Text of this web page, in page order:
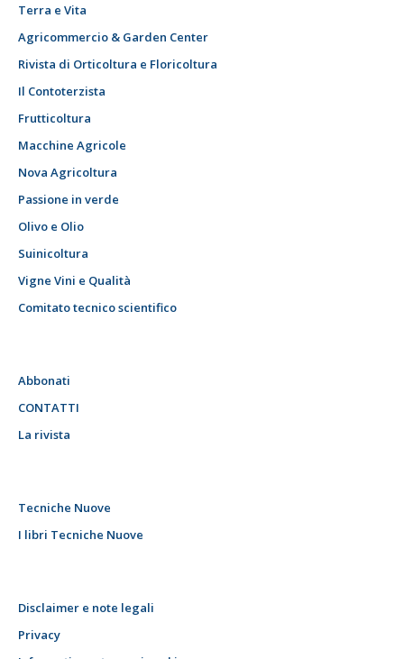
Terra e Vita
Agricommercio & Garden Center
Rivista di Orticoltura e Floricoltura
Il Contoterzista
Frutticoltura
Macchine Agricole
Nova Agricoltura
Passione in verde
Olivo e Olio
Suinicoltura
Vigne Vini e Qualità
Comitato tecnico scientifico
Abbonati
CONTATTI
La rivista
Tecniche Nuove
I libri Tecniche Nuove
Disclaimer e note legali
Privacy